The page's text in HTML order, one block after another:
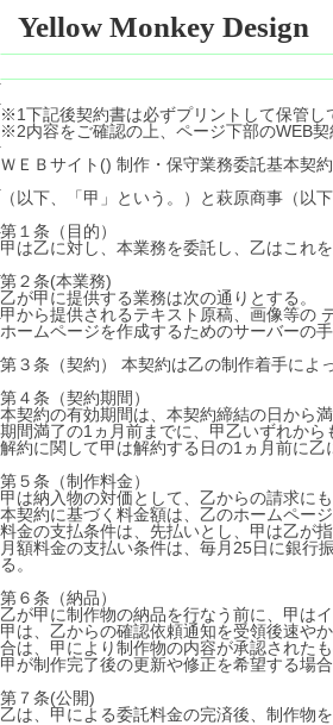
Yellow Monkey Design
※1下記後契約書は必ずプリントして保管し
※2内容をご確認の上、ページ下部のWEB契
ＷＥＢサイト() 制作・保守業務委託基本契
（以下、「甲」という。）と萩原商事（以
第１条（目的）
甲は乙に対し、本業務を委託し、乙はこれ
第２条(本業務)
乙が甲に提供する業務は次の通りとする。
甲から提供されるテキスト原稿、画像等の
ホームページを作成するためのサーバーの手
第３条（契約） 本契約は乙の制作着手によ
第４条（契約期間）
本契約の有効期間は、本契約締結の日から
期間満了の1ヵ月前までに、甲乙いずれか
解約に関して甲は解約する日の1ヵ月前に乙
第５条（制作料金）
甲は納入物の対価として、乙からの請求
本契約に基づく料金額は、乙のホームペー
料金の支払条件は、先払いとし、甲は乙が
月額料金の支払い条件は、毎月25日に銀行
る。
第６条（納品）
乙が甲に制作物の納品を行なう前に、甲は
甲は、乙からの確認依頼通知を受領後速や
合は、甲により制作物の内容が承認されたも
甲が制作完了後の更新や修正を希望する場
第７条(公開)
乙は、甲による委託料金の完済後、制作物